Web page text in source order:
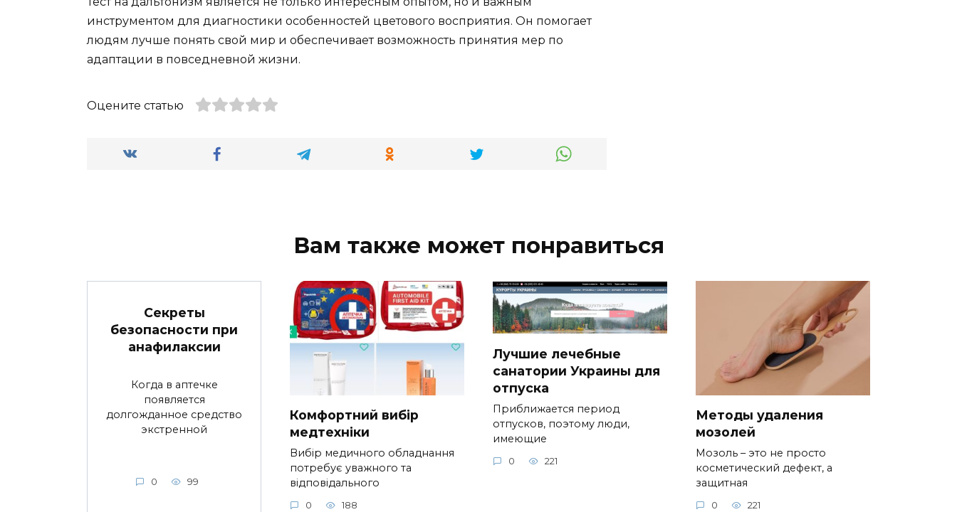
инструментом для диагностики особенностей цветового восприятия. Он помогает
людям лучше понять свой мир и обеспечивает возможность принятия мер по
адаптации в повседневной жизни.
Оцените статью
Вам также может понравиться
Секреты
безопасности при
анафилаксии
Когда в аптечке
появляется
долгожданное средство
экстренной
0 99
Комфортний вибір
медтехніки
Вибір медичного обладнання
потребує уважного та
відповідального
0 188
Лучшие лечебные
санатории Украины для
отпуска
Приближается период
отпусков, поэтому люди,
имеющие
0 221
Методы удаления
мозолей
Мозоль – это не просто
косметический дефект, а
защитная
0 221